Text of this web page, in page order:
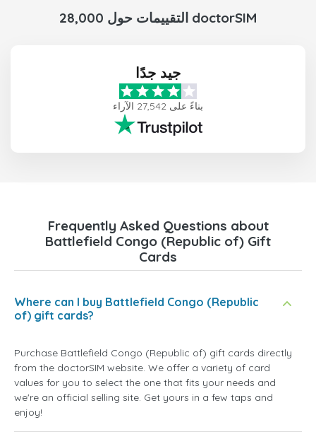
28,000 التقييمات حول doctorSIM
جيد جدًا
بناءً على 27,542 الآراء
Frequently Asked Questions about
Battlefield Congo (Republic of) Gift
Cards
Where can I buy Battlefield Congo (Republic
of) gift cards?
Purchase Battlefield Congo (Republic of) gift cards directly
from the doctorSIM website. We offer a variety of card
values for you to select the one that fits your needs and
we're an official selling site. Get yours in a few taps and
enjoy!